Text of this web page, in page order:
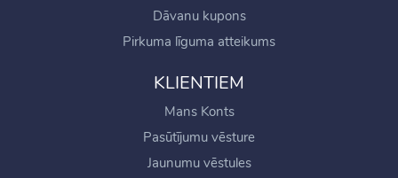
Dāvanu kupons
Pirkuma līguma atteikums
KLIENTIEM
Mans Konts
Pasūtījumu vēsture
Jaunumu vēstules